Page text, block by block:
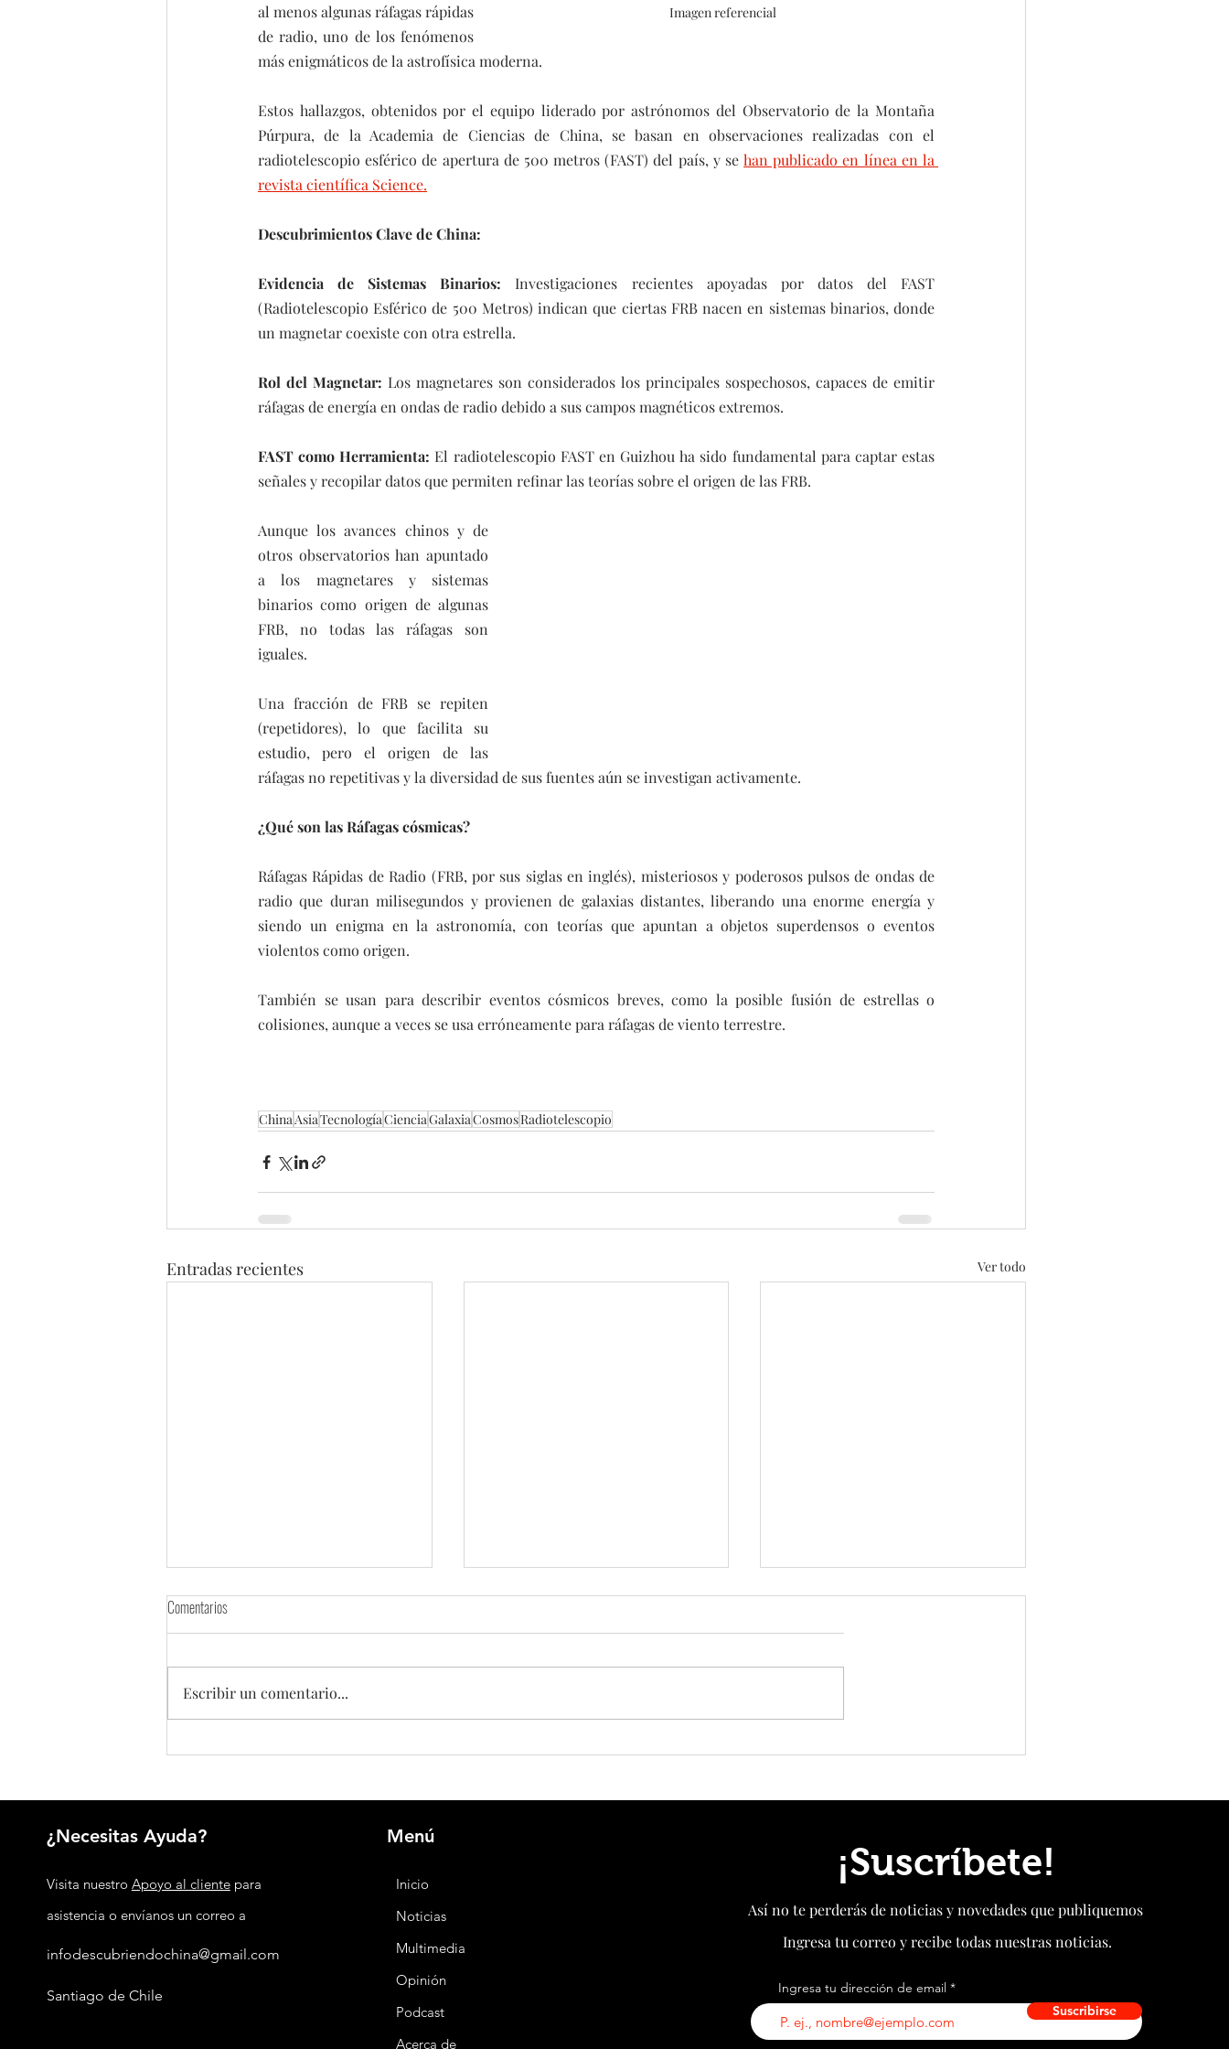
Imagen referencial
al menos algunas ráfagas rápidas
de radio, uno de los fenómenos
más enigmáticos de la astrofísica moderna.
Estos hallazgos, obtenidos por el equipo liderado por astrónomos del Observatorio de la Montaña
Púrpura, de la Academia de Ciencias de China, se basan en observaciones realizadas con el
radiotelescopio esférico de apertura de 500 metros (FAST) del país, y se han publicado en línea en la
revista científica Science.
Descubrimientos Clave de China:
Evidencia de Sistemas Binarios: Investigaciones recientes apoyadas por datos del FAST
(Radiotelescopio Esférico de 500 Metros) indican que ciertas FRB nacen en sistemas binarios, donde
un magnetar coexiste con otra estrella.
Rol del Magnetar: Los magnetares son considerados los principales sospechosos, capaces de emitir
ráfagas de energía en ondas de radio debido a sus campos magnéticos extremos.
FAST como Herramienta: El radiotelescopio FAST en Guizhou ha sido fundamental para captar estas
señales y recopilar datos que permiten refinar las teorías sobre el origen de las FRB.
Aunque los avances chinos y de
otros observatorios han apuntado
a los magnetares y sistemas
binarios como origen de algunas
FRB, no todas las ráfagas son
iguales.
Una fracción de FRB se repiten
(repetidores), lo que facilita su
estudio, pero el origen de las
ráfagas no repetitivas y la diversidad de sus fuentes aún se investigan activamente.
¿Qué son las Ráfagas cósmicas?
Ráfagas Rápidas de Radio (FRB, por sus siglas en inglés), misteriosos y poderosos pulsos de ondas de
radio que duran milisegundos y provienen de galaxias distantes, liberando una enorme energía y
siendo un enigma en la astronomía, con teorías que apuntan a objetos superdensos o eventos
violentos como origen.
También se usan para describir eventos cósmicos breves, como la posible fusión de estrellas o
colisiones, aunque a veces se usa erróneamente para ráfagas de viento terrestre.
ChinaAsiaTecnologíaCienciaGalaxiaCosmosRadiotelescopio
Entradas recientes Ver todo
Shanghái evalúa su primer aumento en el
Comercio exterior de China crece 17,3 %
2026
China en alarma máxima por la llegada
a alerta naranja ante la proximidad
Comentarios
Escribir un comentario...
¿Necesitas Ayuda?
Visita nuestro Apoyo al clientepara
asistencia o envíanos un correo a
infodescubriendochina@gmail.com
Santiago de Chile
Menú
Inicio
Noticias
Multimedia
Opinión
Podcast
Acerca de
¡Suscríbete!
Así no te perderás de noticias y novedades que publiquemos
Ingresa tu correo y recibe todas nuestras noticias.
Ingresa tu dirección de email
Suscribirse